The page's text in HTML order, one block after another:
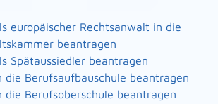
europäischer Rechtsanwalt in die
beantragen
Spätaussiedler beantragen
die Berufsaufbauschule beantragen
die Berufsoberschule beantragen